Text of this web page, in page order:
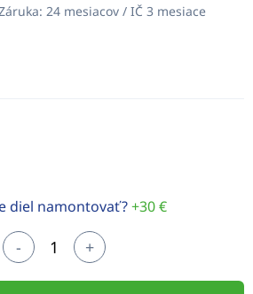
24 mesiacov / IČ 3 mesiace
diel namontovať?+30 €
- +